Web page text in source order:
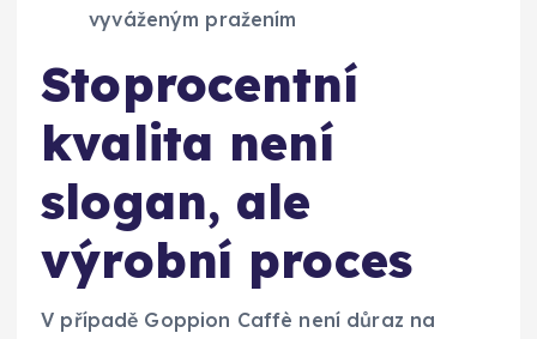
vyváženým pražením
Stoprocentní
kvalita není
slogan, ale
výrobní proces
V případě Goppion Caffè není důraz na